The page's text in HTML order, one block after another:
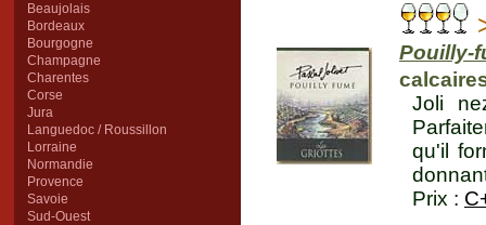
Beaujolais
Bordeaux
Bourgogne
Champagne
Charentes
Corse
Jura
Languedoc / Roussillon
Lorraine
Normandie
Provence
Savoie
Sud-Ouest
Pouilly-
Joli
qu'il
Prix :